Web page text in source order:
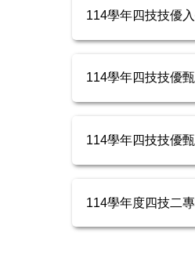
114學年四技技優
114學年四技技優
114學年四技技優
114學年度四技二